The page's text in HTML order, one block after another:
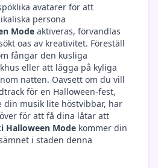
avatarer för att
persona
Mode aktiveras, förvandlas
oas av kreativitet. Föreställ
fångar den kusliga
eller att lägga på kyliga
natten. Oavsett om du vill
för en Halloween-fest,
musik lite höstvibbar, har
för att få dina låtar att
Halloween Mode kommer din
i staden denna